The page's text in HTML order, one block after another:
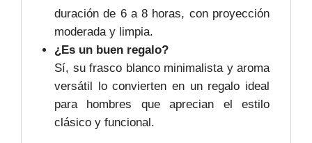
duración de 6 a 8 horas, con proyección
moderada y limpia.
¿Es un buen regalo?
Sí, su frasco blanco minimalista y aroma
versátil lo convierten en un regalo ideal
para hombres que aprecian el estilo
clásico y funcional.